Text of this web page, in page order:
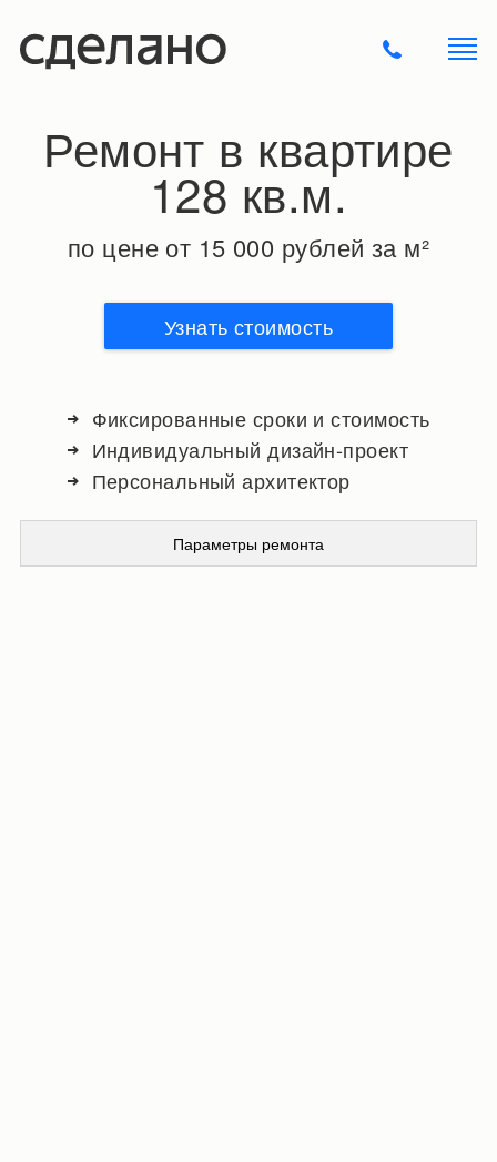
Ремонт в квартире
128 кв.м.
по цене от 15 000 рублей за м²
Узнать стоимость
Фиксированные сроки и стоимость
Индивидуальный дизайн-проект
Персональный архитектор
Параметры ремонта